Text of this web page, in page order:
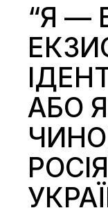
“Я —
АБО